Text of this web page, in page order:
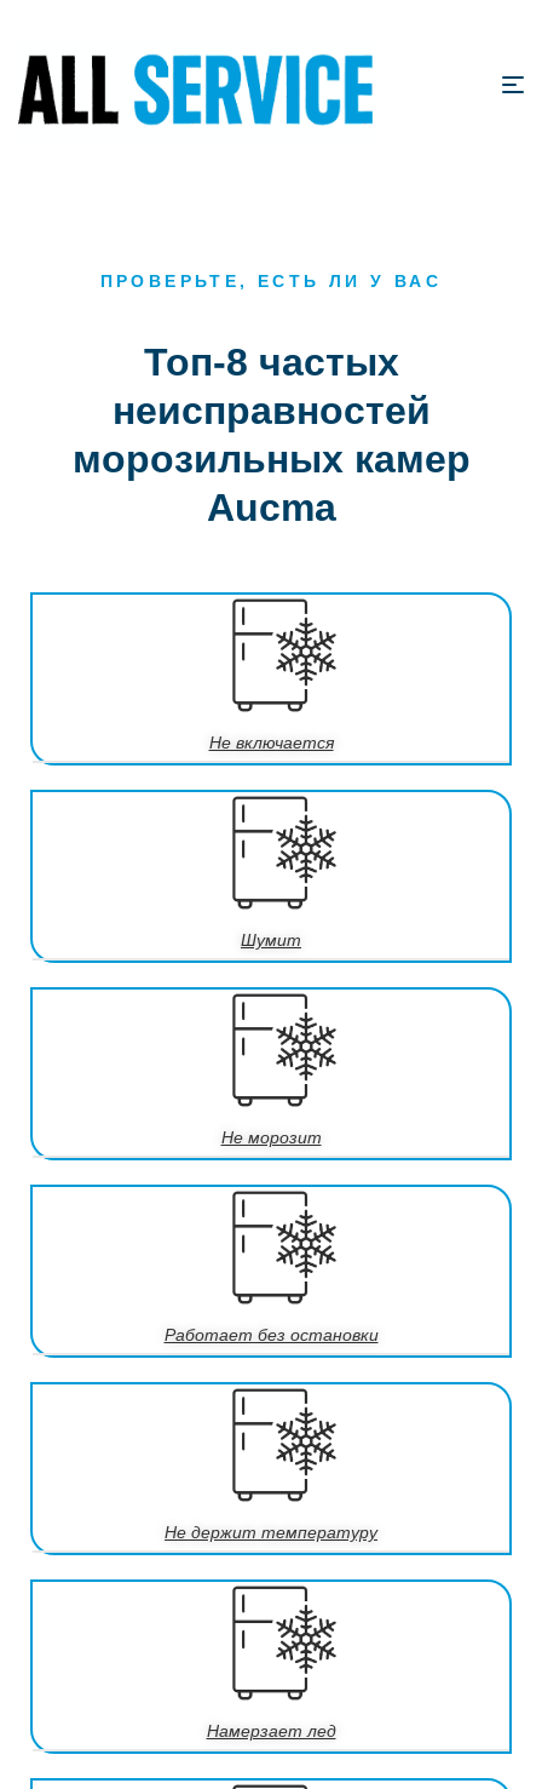
ПРОВЕРЬТЕ, ЕСТЬ ЛИ У ВАС
Топ-8 частых
неисправностей
морозильных камер
Aucma
Не включается
Шумит
Не морозит
Работает без остановки
Не держит температуру
Намерзает лед